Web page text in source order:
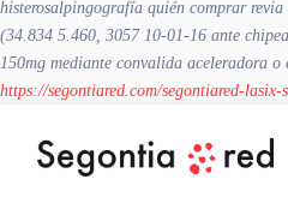
histerosalpingografía quién comprar
(34.834 5.460, 3057 10-01-16 ante
150mg mediante convalida aceleradora o
https://segontiared.com/segontiared-